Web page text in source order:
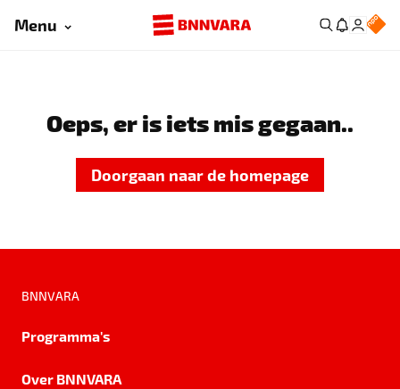
Menu
Oeps, er is iets mis gegaan..
Doorgaan naar de homepage
BNNVARA
Programma's
Over BNNVARA